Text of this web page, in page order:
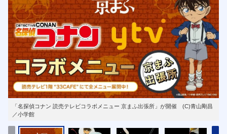
「名探偵コナン 読売テレビコラボメニュー 京まふ出張所」が開催 (C)青山剛昌
／小学館